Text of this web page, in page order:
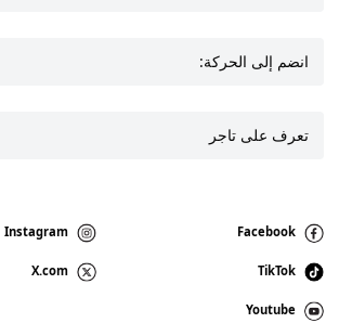
انضم إلى الحركة:
تعرف على تاجر
Facebook
Instagram
TikTok
X.com
Youtube